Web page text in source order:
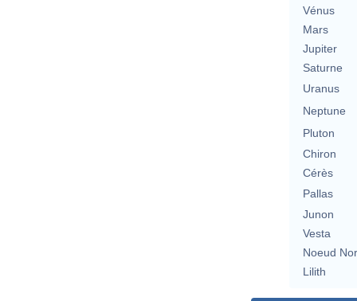
Vénus
Mars
Jupiter
Saturne
Uranus
Neptune
Pluton
Chiron
Cérès
Pallas
Junon
Vesta
Noeud
Lilith